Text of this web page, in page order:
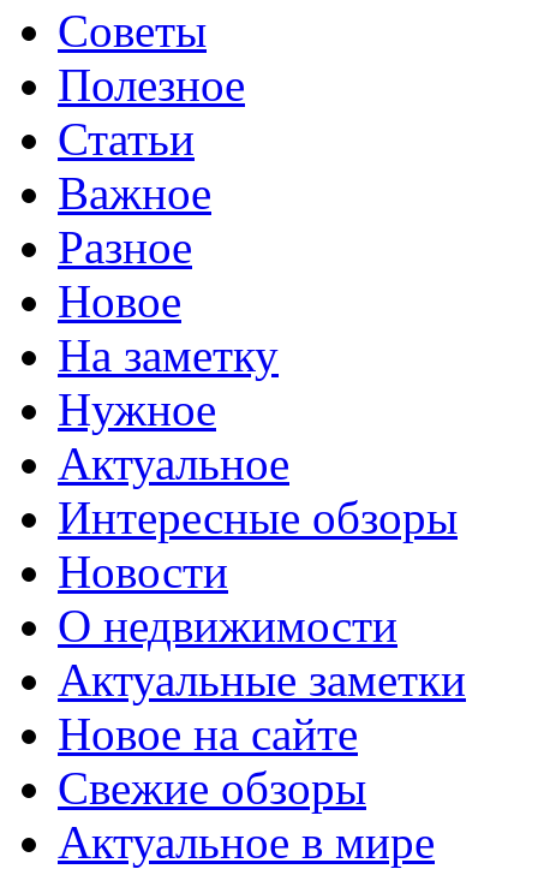
Советы
Полезное
Статьи
Важное
Разное
Новое
На заметку
Нужное
Актуальное
Интересные обзоры
Новости
О недвижимости
Актуальные заметки
Новое на сайте
Свежие обзоры
Актуальное в мире